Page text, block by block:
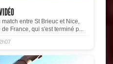
entre St Brieuc et Nice,
France, qui s'est terminé p...